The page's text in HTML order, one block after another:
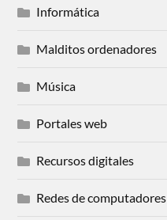
Informática
Malditos ordenadores
Música
Portales web
Recursos digitales
Redes de computadores